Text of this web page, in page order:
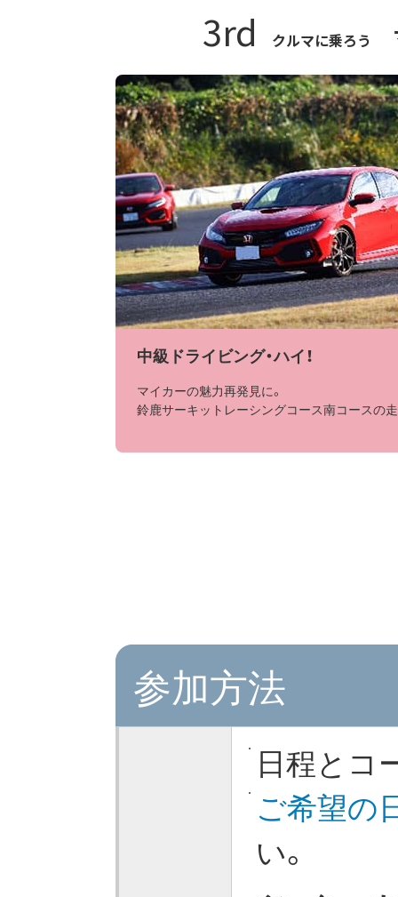
3rd クルマに乗ろう
中級ドライビング・ハイ！
マイカーの魅力再発見に。
鈴鹿サーキットレーシングコース南コースの
参加方法
日程とコ
ご希望の
い。